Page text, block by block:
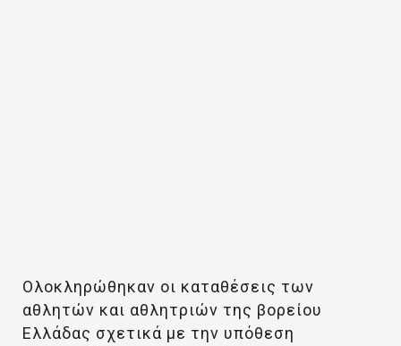
Ολοκληρώθηκαν οι καταθέσεις των
αθλητών και αθλητριών της βορείου
Ελλάδας σχετικά με την υπόθεση